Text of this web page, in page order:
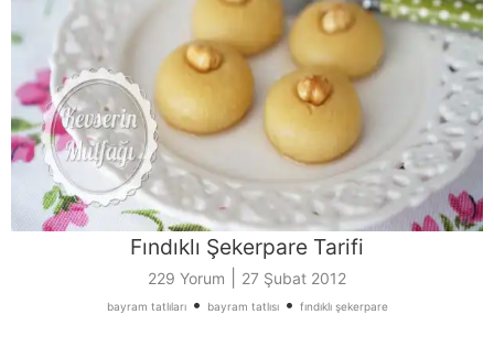
Fındıklı Şekerpare Tarifi
229 Yorum 27 Şubat 2012
bayram tatlıları• bayram tatlısı• fındıklı şekerpare